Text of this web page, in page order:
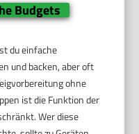
Budgets
du einfache
und backen, aber oft
ohne
ist die Funktion der
Wer diese